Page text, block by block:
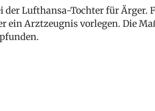
der Lufthansa-Tochter für
ein Arztzeugnis vorlegen. Die